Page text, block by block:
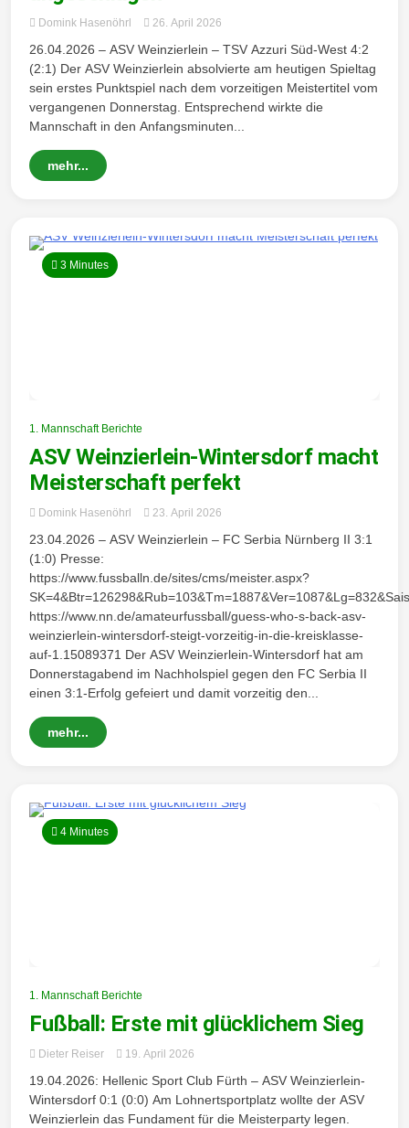
Domink Hasenöhrl 26. April 2026
26.04.2026 – ASV Weinzierlein – TSV Azzuri Süd-West 4:2
(2:1) Der ASV Weinzierlein absolvierte am heutigen Spieltag
sein erstes Punktspiel nach dem vorzeitigen Meistertitel vom
vergangenen Donnerstag. Entsprechend wirkte die
Mannschaft in den Anfangsminuten...
mehr...
3 Minutes
1. Mannschaft Berichte
ASV Weinzierlein-Wintersdorf macht
Meisterschaft perfekt
Domink Hasenöhrl 23. April 2026
23.04.2026 – ASV Weinzierlein – FC Serbia Nürnberg II 3:1
(1:0) Presse:
https://www.fussballn.de/sites/cms/meister.aspx?
https://www.nn.de/amateurfussball/guess-who-s-back-asv-
weinzierlein-wintersdorf-steigt-vorzeitig-in-die-kreisklasse-
auf-1.15089371 Der ASV Weinzierlein-Wintersdorf hat am
Donnerstagabend im Nachholspiel gegen den FC Serbia II
einen 3:1-Erfolg gefeiert und damit vorzeitig den...
mehr...
4 Minutes
1. Mannschaft Berichte
Fußball: Erste mit glücklichem Sieg
Dieter Reiser 19. April 2026
19.04.2026: Hellenic Sport Club Fürth – ASV Weinzierlein-
Wintersdorf 0:1 (0:0) Am Lohnertsportplatz wollte der ASV
Weinzierlein das Fundament für die Meisterparty legen.